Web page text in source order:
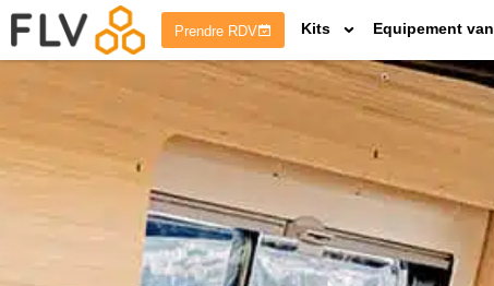
Prendre RDV Kits Equipement van